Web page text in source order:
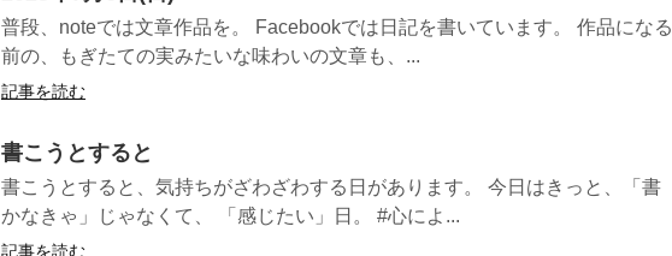
普段、noteでは文章作品を。 Facebookでは日記を書いています。 作品になる
前の、もぎたての実みたいな味わいの文章も、...
記事を読む
書こうとすると
書こうとすると、気持ちがざわざわする日があります。 今日はきっと、「書
かなきゃ」じゃなくて、 「感じたい」日。 #心によ...
記事を読む